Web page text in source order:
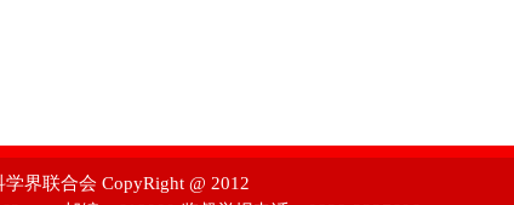
界联合会 CopyRight @ 2012